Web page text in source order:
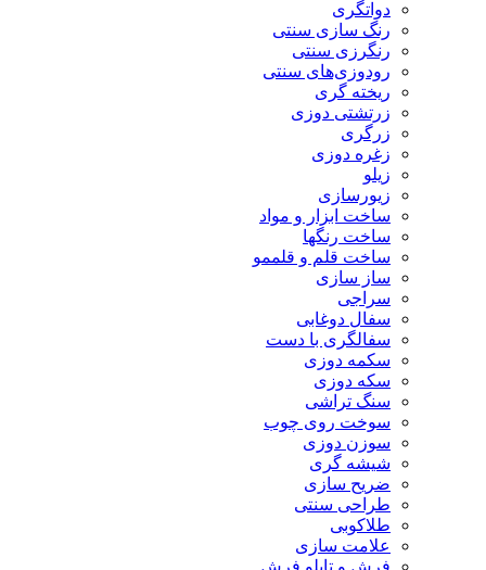
دواتگری
رنگ سازی سنتی
رنگرزی سنتی
رودوزی‌های سنتی
ریخته گری
زرتشتی دوزی
زرگری
زغره دوزی
زیلو
زیورسازی
ساخت ابزار و مواد
ساخت رنگها
ساخت قلم و قلممو
ساز سازی
سراجی
سفال دوغابی
سفالگری با دست
سکمه دوزی
سکه دوزی
سنگ تراشی
سوخت روی چوب
سوزن دوزی
شیشه گری
ضریح سازی
طراحی سنتی
طلاکوبی
علامت سازی
فرش و تابلو فرش